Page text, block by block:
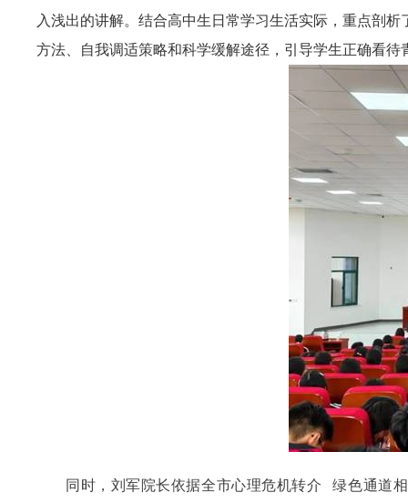
入浅出的讲解。结合高中生日常学习生活实际，重点剖
方法、自我调适策略和科学缓解途径，引导学生正确看
同时，刘军院长依据全市心理危机转介
绿色通道